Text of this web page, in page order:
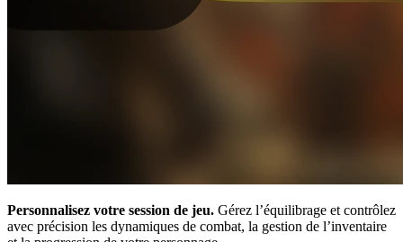
Personnalisez votre session de jeu. Gérez l’équilibrage et contrôlez
avec précision les dynamiques de combat, la gestion de l’inventaire